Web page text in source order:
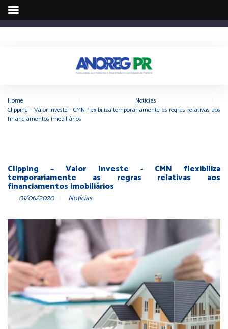
Home Notícias
Clipping – Valor Investe – CMN flexibiliza temporariamente as regras relativas aos
financiamentos imobiliários
Clipping – Valor Investe - CMN flexibiliza
temporariamente as regras relativas aos
financiamentos imobiliários
01/06/2020 Notícias